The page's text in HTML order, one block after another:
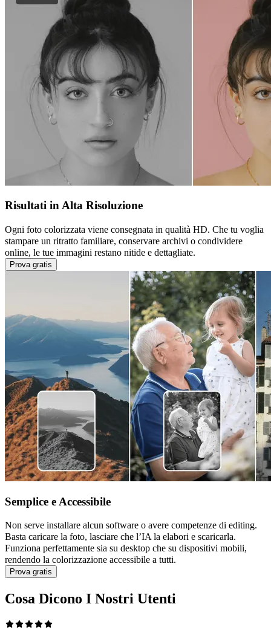
Risultati in Alta Risoluzione
Ogni foto colorizzata viene consegnata in qualità HD. Che tu voglia
stampare un ritratto familiare, conservare archivi o condividere
online, le tue immagini restano nitide e dettagliate.
Prova gratis
Semplice e Accessibile
Non serve installare alcun software o avere competenze di editing.
Basta caricare la foto, lasciare che l’IA la elabori e scaricarla.
Funziona perfettamente sia su desktop che su dispositivi mobili,
rendendo la colorizzazione accessibile a tutti.
Prova gratis
Cosa Dicono I Nostri Utenti